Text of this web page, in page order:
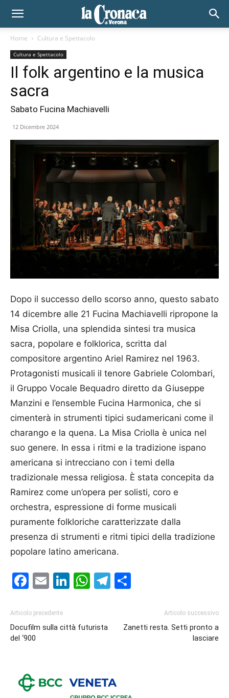
Home Cultura e Spettacolo
Cultura e Spettacolo
Il folk argentino e la musica
sacra
Sabato Fucina Machiavelli
12 Dicembre 2024
Dopo il successo dello scorso anno, questo sabato
14 dicembre alle 21 Fucina Machiavelli ripropone la
Misa Criolla, una splendida sintesi tra musica
sacra, popolare e folklorica, scritta dal
compositore argentino Ariel Ramirez nel 1963.
Protagonisti musicali il tenore Gabriele Colombari,
il Gruppo Vocale Bequadro diretto da Giuseppe
Manzini e l’ensemble Fucina Harmonica, che si
cimenterà in strumenti tipici sudamericani come il
charango e la quena. La Misa Criolla è unica nel
suo genere. In essa i ritmi e la tradizione ispano
americana si intrecciano con i temi della
tradizionale messa religiosa. È stata concepita da
Ramirez come un’opera per solisti, coro e
orchestra, espressione di forme musicali
puramente folkloriche caratterizzate dalla
presenza di strumenti e ritmi tipici della tradizione
popolare latino americana.
Facebook
EmailLinkedIn
WhatsApp
Telegram
Articolo precedente
Docufilm sulla città futurista
del ‘900
Articolo successivo
Zanetti resta. Setti pronto a
lasciare